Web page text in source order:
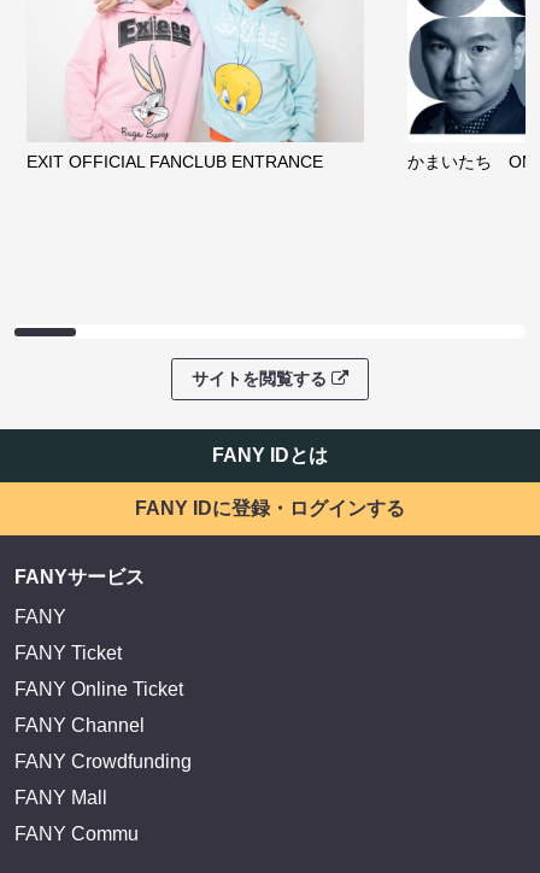
EXIT OFFICIAL FANCLUB ENTRANCE かまいたち
サイトを閲覧する
FANY IDとは
FANY IDに登録・ログインする
FANYサービス
FANY
FANY Ticket
FANY Online Ticket
FANY Channel
FANY Crowdfunding
FANY Mall
FANY Commu